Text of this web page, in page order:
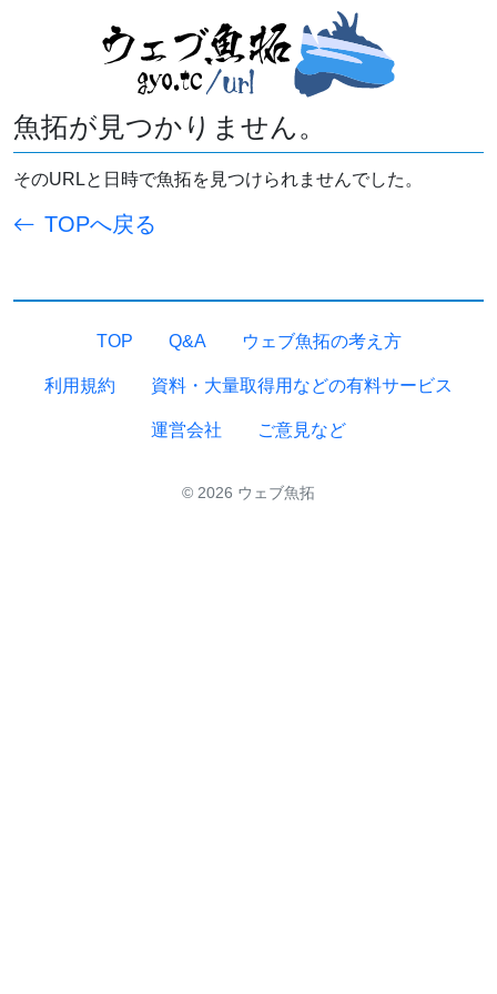
魚拓が見つかりません。
そのURLと日時で魚拓を見つけられませんでした。
TOPへ戻る
TOP Q&A ウェブ魚拓の考え方
利用規約 資料・大量取得用などの有料サービス
運営会社 ご意見など
© 2026 ウェブ魚拓